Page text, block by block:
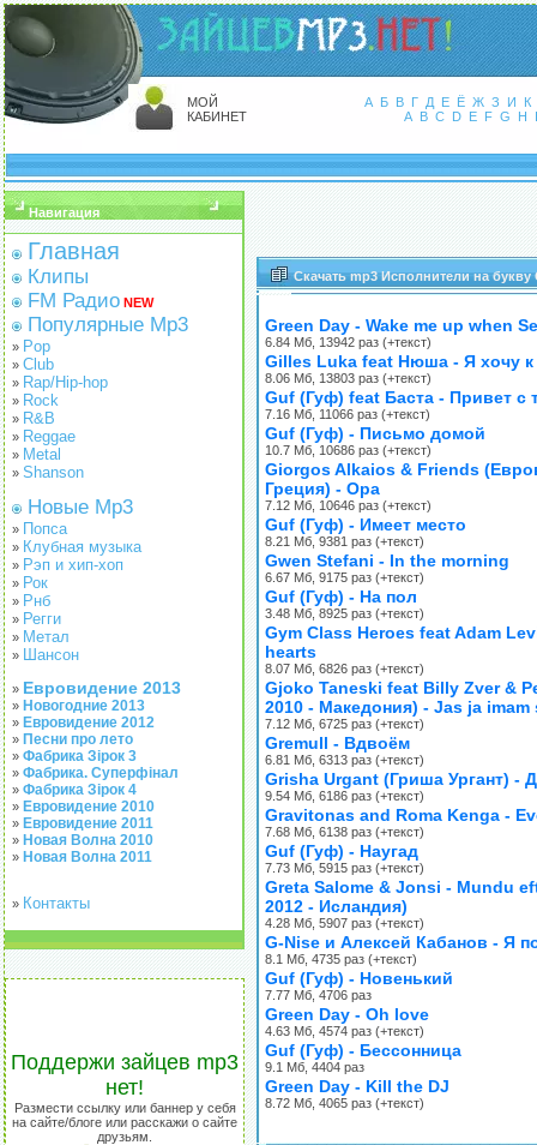
МОЙ
КАБИНЕТ
А Б В Г Д Е Ё Ж З И
К
A B C D E F G H I
Навигация
Главная
Клипы
FM Радио NEW
Популярные Mp3
» Pop
» Club
» Rap/Hip-hop
» Rock
» R&B
» Reggae
» Metal
» Shanson
Новые Mp3
» Попса
» Клубная музыка
» Рэп и хип-хоп
» Рок
» Рнб
» Регги
» Метал
» Шансон
» Евровидение 2013
» Новогодние 2013
» Евровидение 2012
» Песни про лето
» Фабрика Зірок 3
» Фабрика. Суперфінал
» Фабрика Зірок 4
» Евровидение 2010
» Евровидение 2011
» Новая Волна 2010
» Новая Волна 2011
» Контакты
Поддержи зайцев mp3
нет!
Размести ссылку или баннер у себя
на сайте/блоге или расскажи о сайте
друзьям.
Скачать mp3 Исполнители на букву
Green Day - Wake me up when
6.84 Мб, 13942 раз (+текст)
Gilles Luka feat Нюша - Я хочу к
8.06 Мб, 13803 раз (+текст)
Guf (Гуф) feat Баста - Привет с
7.16 Мб, 11066 раз (+текст)
Guf (Гуф) - Письмо домой
10.7 Мб, 10686 раз (+текст)
Giorgos Alkaios & Friends
Греция) - Opa
7.12 Мб, 10646 раз (+текст)
Guf (Гуф) - Имеет место
8.21 Мб, 9381 раз (+текст)
Gwen Stefani - In the morning
6.67 Мб, 9175 раз (+текст)
Guf (Гуф) - На пол
3.48 Мб, 8925 раз (+текст)
Gym Class Heroes feat Adam
hearts
8.07 Мб, 6826 раз (+текст)
Gjoko Taneski feat Billy Zver &
2010 - Македония) - Jas ja imam
7.12 Мб, 6725 раз (+текст)
Gremull - Вдвоём
6.81 Мб, 6313 раз (+текст)
Grisha Urgant (Гриша Ургант) -
9.54 Мб, 6186 раз (+текст)
Gravitonas and Roma Kenga -
7.68 Мб, 6138 раз (+текст)
Guf (Гуф) - Наугад
7.73 Мб, 5915 раз (+текст)
Greta Salome & Jonsi - Mundu
2012 - Исландия)
4.28 Мб, 5907 раз (+текст)
G-Nise и Алексей Кабанов - Я
8.1 Мб, 4735 раз (+текст)
Guf (Гуф) - Новенький
7.77 Мб, 4706 раз
Green Day - Oh love
4.63 Мб, 4574 раз (+текст)
Guf (Гуф) - Бессонница
9.1 Мб, 4404 раз
Green Day - Kill the DJ
8.72 Мб, 4065 раз (+текст)